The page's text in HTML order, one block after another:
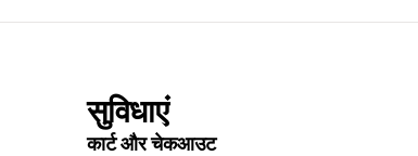
सुविधाएं
कार्ट और चेकआउट